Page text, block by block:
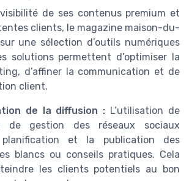
de ses contenus premium et
clients, le magazine maison-du-
une sélection d’outils numériques
solutions permettent d’optimiser la
d’affiner la communication et de
client.
de la diffusion : L’utilisation de
de gestion des réseaux sociaux
et la publication des
blancs ou conseils pratiques. Cela
les clients potentiels au bon